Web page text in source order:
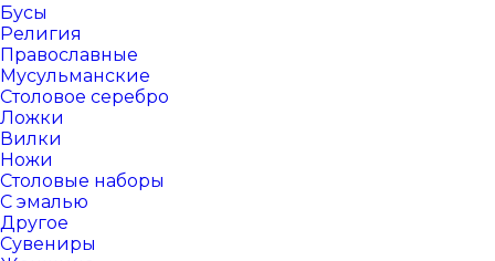
Бусы
Религия
Православные
Мусульманские
Столовое серебро
Ложки
Вилки
Ножи
Столовые наборы
С эмалью
Другое
Сувениры